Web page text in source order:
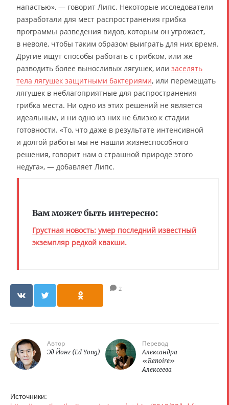
напастью», — говорит Липс. Некоторые исследователи
разработали для мест распространения грибка
программы разведения видов, которым он угрожает,
в неволе, чтобы таким образом выиграть для них время.
Другие ищут способы работать с грибком, или же
разводить более выносливых лягушек, или заселять
тела лягушек защитными бактериями, или перемещать
лягушек в неблагоприятные для распространения
грибка места. Ни одно из этих решений не является
идеальным, и ни одно из них не близко к стадии
готовности. «То, что даже в результате интенсивной
и долгой работы мы не нашли жизнеспособного
решения, говорит нам о страшной природе этого
недуга», — добавляет Липс.
Вам может быть интересно:
Грустная новость: умер последний известный
экземпляр редкой квакши.
2
Автор
Эд Йонг (Ed Yong)
Перевод
Александра
«Renoire»
Алексеева
Источники: